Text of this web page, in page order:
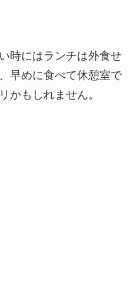
時にはランチは外食せ
早めに食べて休憩室で
かもしれません。